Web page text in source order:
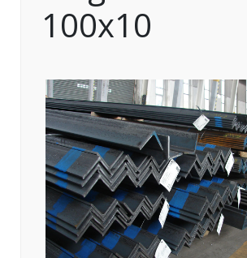
100x10